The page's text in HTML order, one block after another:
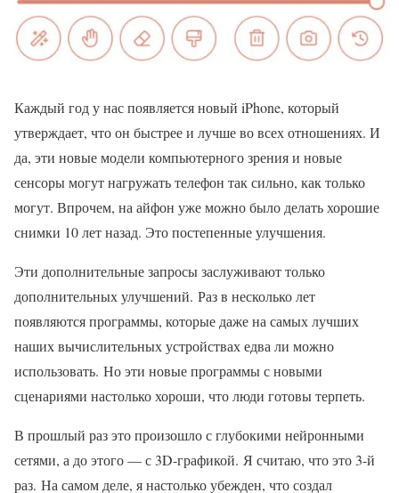
Каждый год у нас появляется новый iPhone, который
утверждает, что он быстрее и лучше во всех отношениях. И
да, эти новые модели компьютерного зрения и новые
сенсоры могут нагружать телефон так сильно, как только
могут. Впрочем, на айфон уже можно было делать хорошие
снимки 10 лет назад. Это постепенные улучшения.
Эти дополнительные запросы заслуживают только
дополнительных улучшений. Раз в несколько лет
появляются программы, которые даже на самых лучших
наших вычислительных устройствах едва ли можно
использовать. Но эти новые программы с новыми
сценариями настолько хороши, что люди готовы терпеть.
В прошлый раз это произошло с глубокими нейронными
сетями, а до этого — с 3D-графикой. Я считаю, что это 3-й
раз. На самом деле, я настолько убежден, что создал